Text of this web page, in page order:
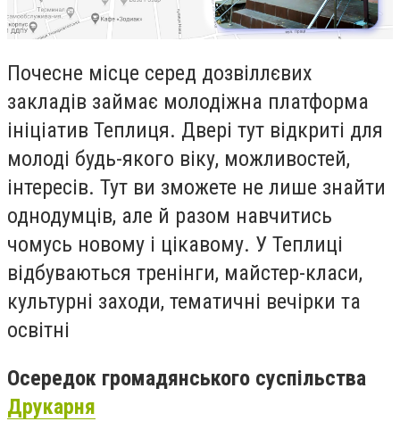
Почесне місце серед дозвіллєвих
закладів займає молодіжна платформа
ініціатив Теплиця. Двері тут відкриті для
молоді будь-якого віку, можливостей,
інтересів. Тут ви зможете не лише знайти
однодумців, але й разом навчитись
чомусь новому і цікавому. У Теплиці
відбуваються тренінги, майстер-класи,
культурні заходи, тематичні вечірки та
освітні
Осередок громадянського суспільства
Друкарня